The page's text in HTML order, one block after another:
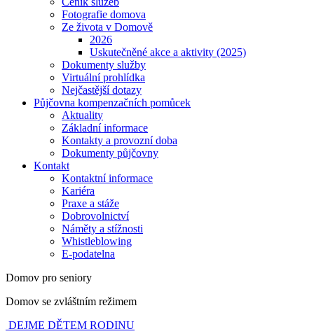
Fotografie domova
Ze života v Domově
2026
Uskutečněné akce a aktivity (2025)
Dokumenty služby
Virtuální prohlídka
Nejčastější dotazy
Půjčovna kompenzačních pomůcek
Aktuality
Základní informace
Kontakty a provozní doba
Dokumenty půjčovny
Kontakt
Kontaktní informace
Kariéra
Praxe a stáže
Dobrovolnictví
Náměty a stížnosti
Whistleblowing
E-podatelna
Domov pro seniory
Domov se zvláštním režimem
DEJME DĚTEM RODINU